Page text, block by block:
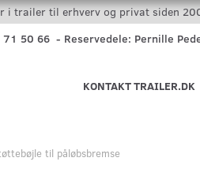
i trailer til erhverv og privat siden
50 66 - Reservedele: Pernille
KONTAKT TRAILER.DK
til påløbsbremse